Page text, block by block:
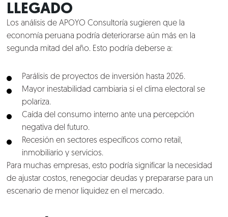
Clientes
Lo que hacemos
Talento
Conversemos
LLEGADO
Los análisis de APOYO Consultoría sugieren que la
economía peruana podría deteriorarse aún más en la
segunda mitad del año. Esto podría deberse a:
Parálisis de proyectos de inversión hasta 2026.
Mayor inestabilidad cambiaria si el clima electoral se
polariza.
Caída del consumo interno ante una percepción
negativa del futuro.
Recesión en sectores específicos como retail,
inmobiliario y servicios.
Para muchas empresas, esto podría significar la necesidad
de ajustar costos, renegociar deudas y prepararse para un
escenario de menor liquidez en el mercado.